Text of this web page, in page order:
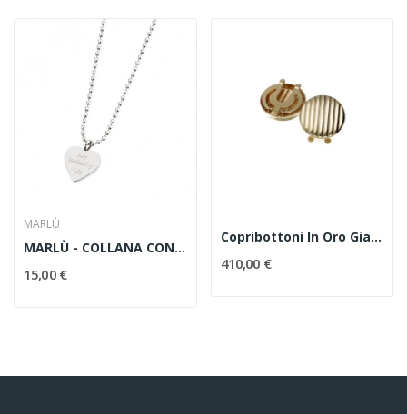
MARLÙ
MARLÙ - COLLANA CON CUORE IN ACCIAIO
15,00 €
Copribottoni In Oro Giallo
410,00 €